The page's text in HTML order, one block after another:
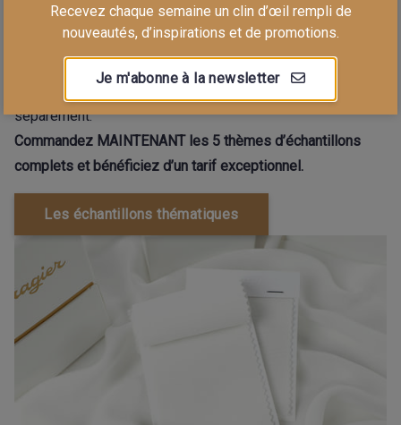
En commandant les 5 séries de cartes thématiques, vous
bénéficiez d’un tarif préférentiel et vous recevez vos
échantillons dans une jolie boîte de rangement.
séparément.
Commandez MAINTENANT les 5 thèmes d’échantillons
complets et bénéficiez d’un tarif exceptionnel.
Les échantillons thématiques
Recevez chaque semaine un clin d’œil rempli de
nouveautés, d’inspirations et de promotions.
Je m'abonne à la newsletter